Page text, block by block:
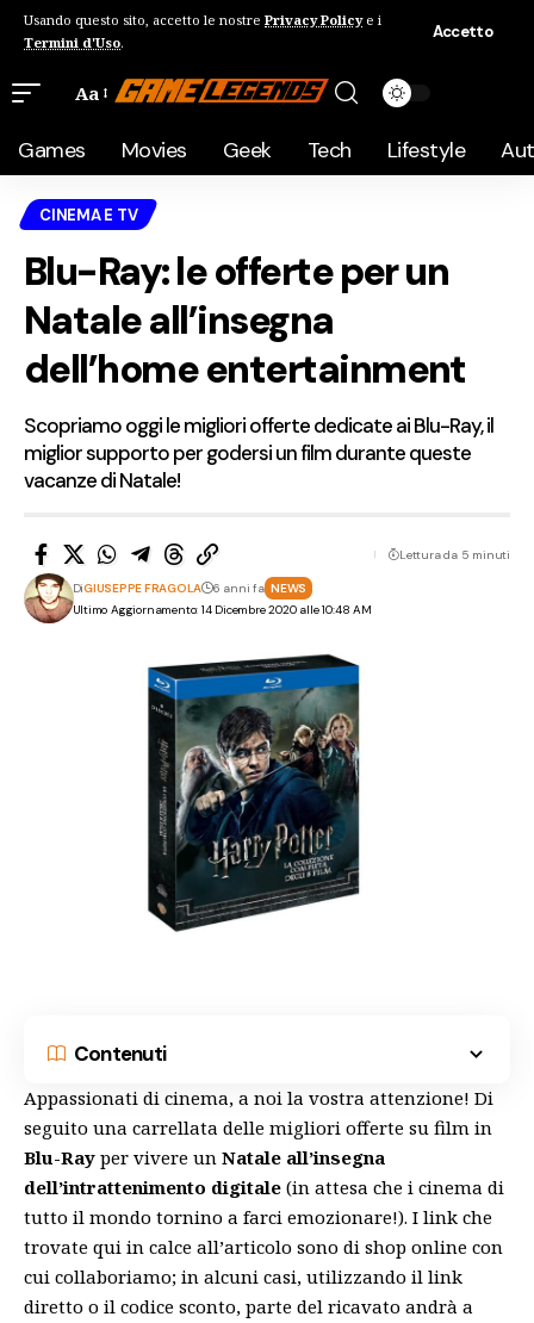
Usando questo sito, accetto le nostre Privacy Policye i
Termini d'Uso.
Accetto
Aa
Games Movies Geek Tech Lifestyle
CINEMA E TV
Blu-Ray: le offerte per un
Natale all’insegna
dell’home entertainment
Scopriamo oggi le migliori offerte dedicate ai Blu-Ray, il
miglior supporto per godersi un film durante queste
vacanze di Natale!
Ultimo Aggiornamento: 14 Dicembre 2020 alle 10:48 AM
DiGIUSEPPE FRAGOLA 6 anni fa NEWS
Lettura da 5 minuti
Contenuti
Appassionati di cinema, a noi la vostra attenzione! Di
seguito una carrellata delle migliori offerte su film in
Blu-Ray per vivere un Natale all’insegna
dell’intrattenimento digitale (in attesa che i cinema di
tutto il mondo tornino a farci emozionare!). I link che
trovate qui in calce all’articolo sono di shop online con
cui collaboriamo; in alcuni casi, utilizzando il link
diretto o il codice sconto, parte del ricavato andrà a